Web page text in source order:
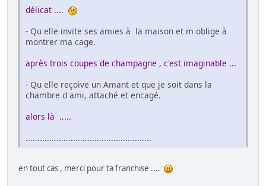
délicat ....
- Qu elle invite ses amies à la maison et m oblige à
montrer ma cage.
après trois coupes de champagne , c'est imaginable ...
- Qu elle reçoive un Amant et que je soit dans la
chambre d ami, attaché et encagé.
alors là .....
.....................................................
en tout cas , merci pour ta franchise ....